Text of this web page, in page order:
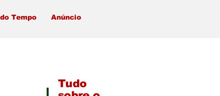
Tempo Anúncio
Tudo